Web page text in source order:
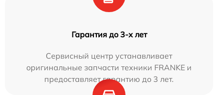
Гарантия до 3-х лет
Сервисный центр устанавливает
оригинальные запчасти техники FRANKE и
предоставляет гарантию до 3 лет.